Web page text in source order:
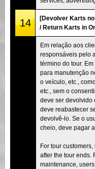
14
[Devolver Karts
/ Return Karts in
Em relação aos
responsáveis pelo
término do tour.
para manutenção
o veículo, etc.,
etc., sem o
deve ser devolvido
deve reabastecer
devolvê-lo. Se o
cheio, deve pagar
For tour
after the tour ends.
maintenance,